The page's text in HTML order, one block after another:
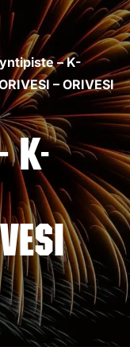
– K-
– ORIVESI
K-